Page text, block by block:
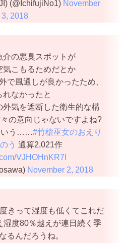
(@IchifujiNo1) November
3, 2018
介の悪臭スポットが
気こもるためだとか
で風通しが良かったため、
れなかったと
外気を遮断した衛生的な構
の意向じゃないですよね?
いう……#竹槍巫女のおえり
う 通算2,021作
VJHOHnKR7I
November 2, 2018
きって湿度も低くてこれだ
湿度80％越えが連日続く季
るんだろうね。